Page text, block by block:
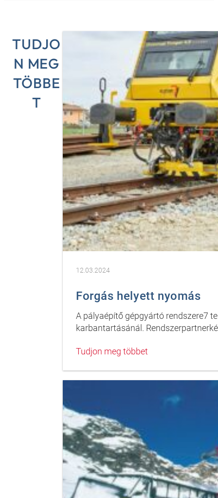
TUDJO
N MEG
TÖBBE
T
12.03.2024
Forgás helyett nyomás
A pályaépítő gépgyártó rendszere7
karbantartásánál.
Tudjon meg többet